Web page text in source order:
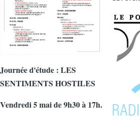
Journée d'étude : LES
SENTIMENTS HOSTILES
Vendredi 5 mai de 9h30 à 17h.